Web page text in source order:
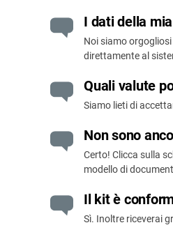
I dati della
Noi siamo
direttamente al
Quali valute
Siamo lieti di
Non sono
Certo! Clicca sulla
modello di
Il kit è
Sì. Inoltre riceverai